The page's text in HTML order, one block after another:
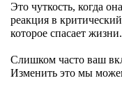
Это чуткость, когда
реакция в
которое спасает жизни.
Слишком часто ваш
Изменить это мы